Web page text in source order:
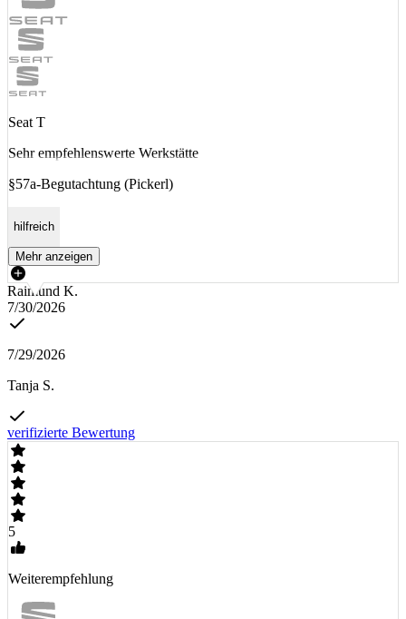
Seat T
Sehr empfehlenswerte Werkstätte
§57a-Begutachtung (Pickerl)
hilfreich
Mehr anzeigen
Raimund K.
7/30/2026
7/29/2026
Tanja S.
verifizierte Bewertung
5
Weiterempfehlung